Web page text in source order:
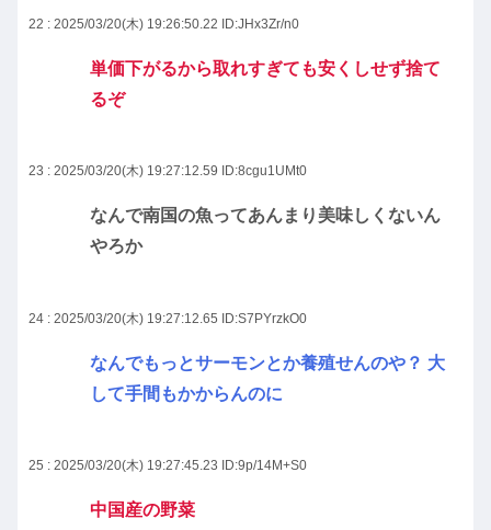
22 : 2025/03/20(木) 19:26:50.22 ID:JHx3Zr/n0
単価下がるから取れすぎても安くしせず捨て
るぞ
23 : 2025/03/20(木) 19:27:12.59 ID:8cgu1UMt0
なんで南国の魚ってあんまり美味しくないん
やろか
24 : 2025/03/20(木) 19:27:12.65 ID:S7PYrzkO0
なんでもっとサーモンとか養殖せんのや？ 大
して手間もかからんのに
25 : 2025/03/20(木) 19:27:45.23 ID:9p/14M+S0
中国産の野菜